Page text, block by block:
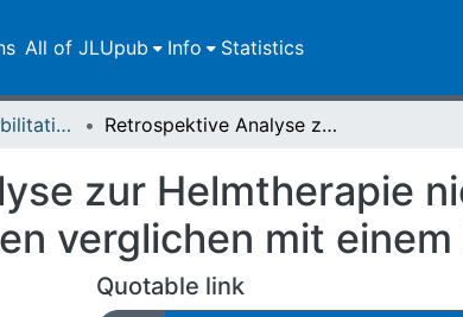
All of JLUpub Info Statistics
Dissertationen/Habilitationen Retrospektive Analyse zur Helmtherapie nicht synostotischer Schädeldeformitäten verglichen mit einem Normkollektiv
zur Helmtherapie
verglichen mit
Quotable link